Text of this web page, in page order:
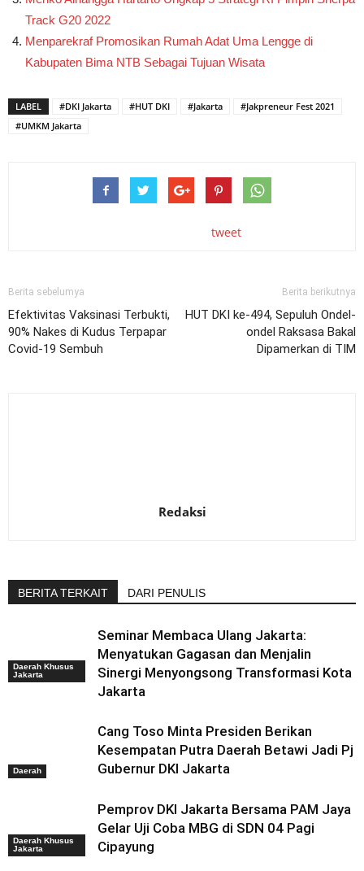
Track G20 2022
Menparekraf Promosikan Rumah Adat Uma Lengge di
Kabupaten Bima NTB Sebagai Tujuan Wisata
LABEL #DKI Jakarta #HUT DKI #Jakarta
#Jakpreneur Fest 2021
#UMKM Jakarta
tweet
Berita sebelumya
Efektivitas Vaksinasi Terbukti,
90% Nakes di Kudus Terpapar
Covid-19 Sembuh
Berita berikutnya
HUT DKI ke-494, Sepuluh Ondel-
ondel Raksasa Bakal
Dipamerkan di TIM
Redaksi
BERITA TERKAIT DARI PENULIS
Daerah Khusus
Jakarta
Seminar Membaca Ulang Jakarta:
Menyatukan Gagasan dan Menjalin
Sinergi Menyongsong Transformasi Kota
Jakarta
Daerah
Cang Toso Minta Presiden Berikan
Kesempatan Putra Daerah Betawi Jadi Pj
Gubernur DKI Jakarta
Daerah Khusus
Jakarta
Pemprov DKI Jakarta Bersama PAM Jaya
Gelar Uji Coba MBG di SDN 04 Pagi
Cipayung